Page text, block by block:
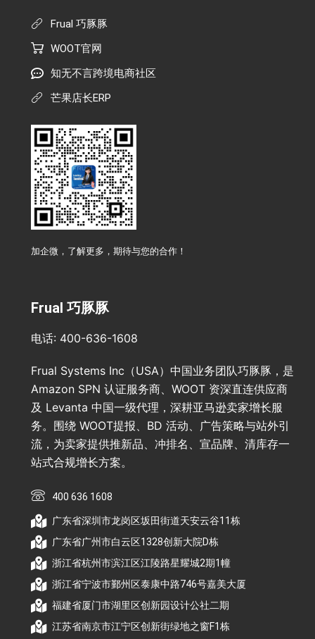
Frual 巧豚豚
WOOT官网
知无不言跨境电商社区
芒果店长ERP
加企微，了解更多，期待与您的合作！
Frual 巧豚豚
电话: 400-636-1608
Frual Systems Inc（USA）中国业务团队巧豚豚，是
Amazon SPN 认证服务商、WOOT 资深直连供应商
及 Levanta 中国一级代理，深耕亚马逊卖家增长服
务。围绕 WOOT提报、BD 活动、广告策略与站外引
流，为卖家提供推新品、冲排名、宣品牌、清库存一
站式合规增长方案。
400 636 1608
广东省深圳市龙岗区坂田街道天安云谷11栋
广东省广州市白云区1328创新大院D栋
浙江省杭州市滨江区江陵路星耀城2期1幢
浙江省宁波市鄞州区泰康中路746号嘉美大厦
福建省厦门市湖里区创新园设计公社二期
江苏省南京市江宁区创新街绿地之窗F1栋